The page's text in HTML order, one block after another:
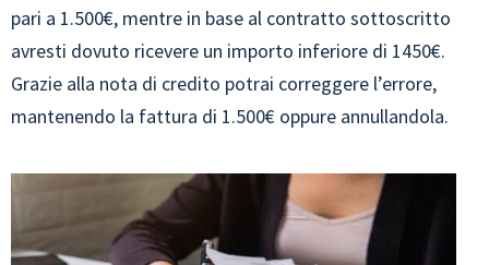
pari a 1.500€, mentre in base al contratto sottoscritto
avresti dovuto ricevere un importo inferiore di 1450€.
Grazie alla nota di credito potrai correggere l’errore,
mantenendo la fattura di 1.500€ oppure annullandola.